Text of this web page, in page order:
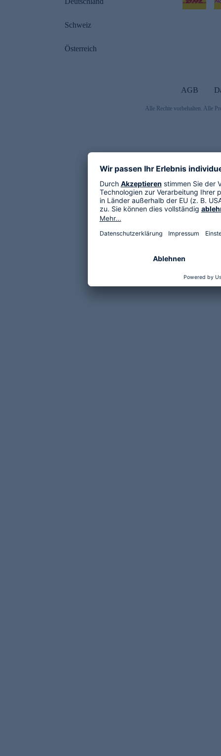
Schweiz
Österreich
AGB
Alle Rechte vorbehalten. Alle